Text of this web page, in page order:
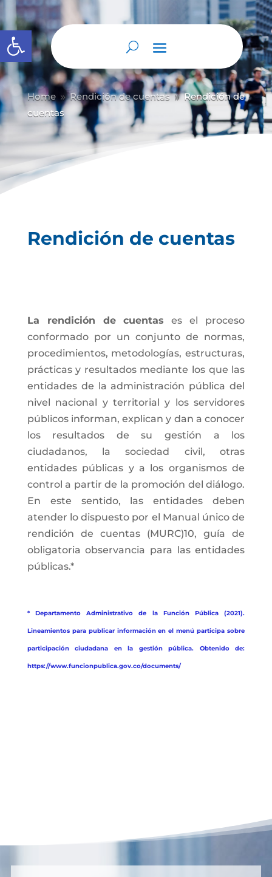
Abrir barra de herramientas
Home 9 Rendición de cuentas 9 Rendición de
cuentas
Rendición de cuentas
La rendición de cuentas es el proceso
conformado por un conjunto de normas,
procedimientos, metodologías, estructuras,
prácticas y resultados mediante los que las
entidades de la administración pública del
nivel nacional y territorial y los servidores
públicos informan, explican y dan a conocer
los resultados de su gestión a los
ciudadanos, la sociedad civil, otras
entidades públicas y a los organismos de
control a partir de la promoción del diálogo.
En este sentido, las entidades deben
atender lo dispuesto por el Manual único de
rendición de cuentas (MURC)10, guía de
obligatoria observancia para las entidades
públicas.*
* Departamento Administrativo de la Función Pública (2021).
Lineamientos para publicar información en el menú participa sobre
participación ciudadana en la gestión pública. Obtenido de:
https://www.funcionpublica.gov.co/documents/